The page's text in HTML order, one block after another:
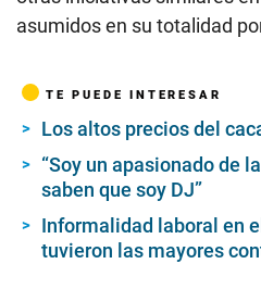
“Soy un apasionado de
saben que soy DJ”
tuvieron las mayores
Seguir temas